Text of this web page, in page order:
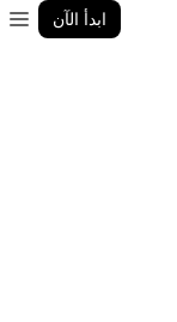
ابدأ الآن